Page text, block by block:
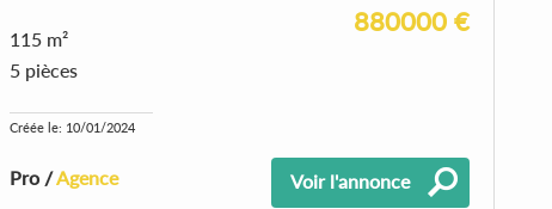
880000 €
115 m²
5 pièces
Créée le: 10/01/2024
Pro /Agence Voir l'annonce